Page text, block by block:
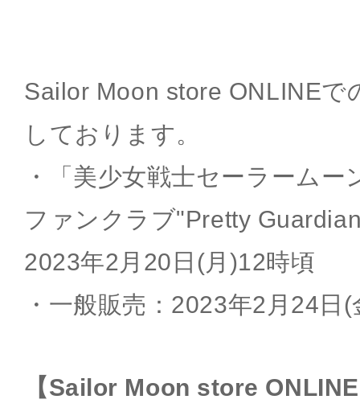
Sailor Moon store ONLINEで
しております。
・「美少女戦士セーラーム
ファンクラブ"Pretty
2023年2月20日(月)12時頃
・一般販売：2023年2月24日
【Sailor Moon store